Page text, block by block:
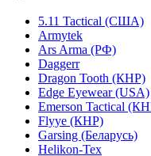
5.11 Tactical (США)
Armytek
Ars Arma (РФ)
Daggerr
Dragon Tooth (КНР)
Edge Eyewear (USA)
Emerson Tactical
Flyye (КНР)
Garsing (Беларусь)
Helikon-Tex